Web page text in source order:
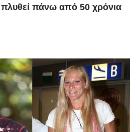
πάνω από 50 χρόνια